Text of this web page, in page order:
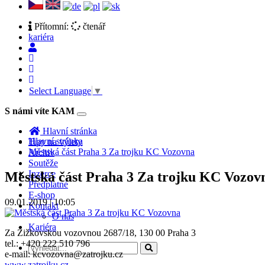
Přítomní:
čtenář
kariéra
Select Language ▼
S námi víte KAM
Toggle
navigation
Hlavní stránka
Tipy na výlety
Archiv
Soutěže
Inzerce
Předplatné
E-shop
Kontakt
O nás
Kariéra
Hlavní stránka
Městská část Praha 3 Za trojku KC Vozovna
Městská část Praha 3 Za trojku KC
09.01.2019 | 10:05
Za Žižkovskou vozovnou 2687/18, 130 00 Praha 3
tel.: +420 222 510 796
e-mail: kcvozovna@zatrojku.cz